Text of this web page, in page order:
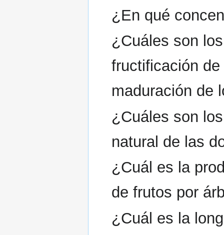
¿En qué
¿Cuáles son
fructificación
maduración de
¿Cuáles son
natural de las
¿Cuál es la
de frutos por
¿Cuál es la